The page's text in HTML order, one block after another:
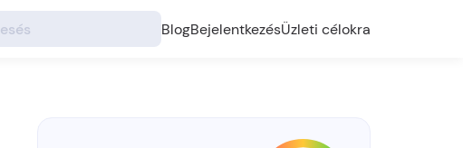
BlogBejelentkezésÜzleti célokra